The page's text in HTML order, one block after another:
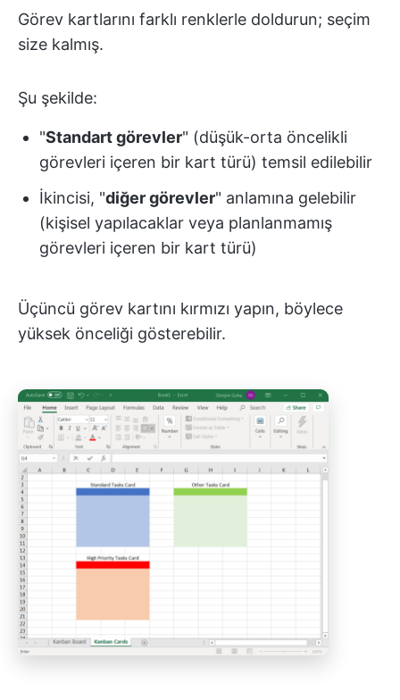
Görev kartlarını farklı renklerle doldurun; seçim
size kalmış.
Şu şekilde:
"Standart görevler" (düşük-orta öncelikli
görevleri içeren bir kart türü) temsil edilebilir
İkincisi, "diğer görevler" anlamına gelebilir
(kişisel yapılacaklar veya planlanmamış
görevleri içeren bir kart türü)
Üçüncü görev kartını kırmızı yapın, böylece
yüksek önceliği gösterebilir.